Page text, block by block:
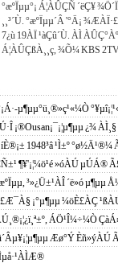
°æºÏµµ°¡ Á¦ÀÛÇÑ ´ëÇ¥
¸¸³­´Ù. °æºÏµµ´Â '°­Ä¡
7¿ù 19ÀÏ ¹àÇû´Ù. ÀÌ
Á¦ÀÛÇßÀ¸¸ç, ¾Õ¼­ KBS
µ¶µµ°ü¸®»ç¹«¼Ò
¡®Ousan¡¯¡¦µ¶µµ ¿¾
1948³â ¹Ì±º °ø½Ä¹®¼­
¶¥'¡¦¼ö¹é »óÀÚ µÚÁ®
³»¿Ü±¹ÀÎ ´ë»ó µ¶µµ
¡°µ¶µµ ¼öÈ£ÀÇ
ÁÖ¹Î¼÷¼Ò
Æø°Ý Èñ»ýÀÚ